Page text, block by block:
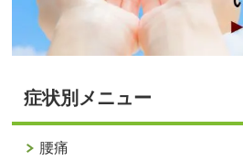
症状別メニュー
腰痛